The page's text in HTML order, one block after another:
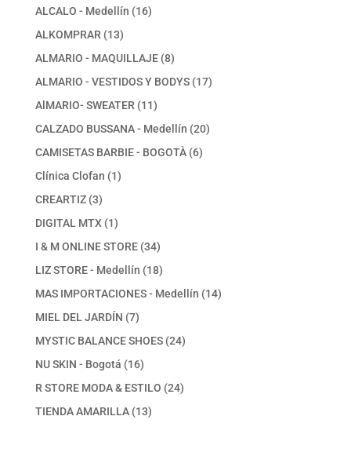
ALCALO - Medellín 1616
ALKOMPRAR 1313
productos
ALMARIO - MAQUILLAJE 88
productos
ALMARIO - VESTIDOS Y BODYS 1717
AlMARIO- SWEATER 1111
productos
CALZADO BUSSANA - Medellín 2020
CAMISETAS BARBIE - BOGOTÀ 66
Clínica Clofan 11
CREARTIZ 33
productos
DIGITAL MTX 11
producto
I & M ONLINE STORE 3434
productos
LIZ STORE - Medellín 1818
productos
MAS IMPORTACIONES - Medellín 1414
MIEL DEL JARDÍN 77
productos
MYSTIC BALANCE SHOES 2424
NU SKIN - Bogotá 1616
productos
R STORE MODA & ESTILO 2424
TIENDA AMARILLA 1313